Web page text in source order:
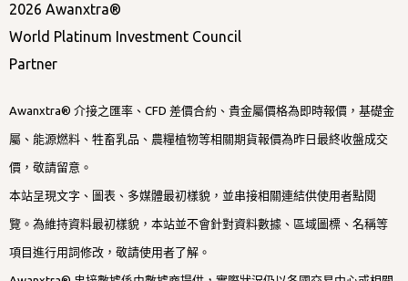
2026 Awanxtra®
World Platinum Investment Council
Partner
Awanxtra® 介接之匯率、CFD 差價合約、貴金屬價格為即時報價，基礎金
屬、能源燃料、牲畜乳品、農糧植物等相關期貨報價為昨日最終收盤成交
價，敬請留意。
本站呈現文字、圖表、多媒體最初樣貌，並串接相關連結供使用者點閱
覽。為維持資料最初樣貌，本站並不會針對資料數據、區域圖標、名稱等
項目進行用詞修改，敬請使用者了解。